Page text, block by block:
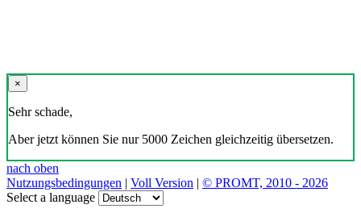
×
Sehr schade,
Aber jetzt können Sie nur 5000 Zeichen gleichzeitig übersetzen.
nach oben
Nutzungsbedingungen | Voll Version | © PROMT, 2010 - 2026
Select a language